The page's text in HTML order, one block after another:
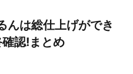
んは総仕上げができ
認!まとめ